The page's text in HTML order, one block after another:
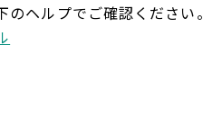
ヘルプでご確認ください。